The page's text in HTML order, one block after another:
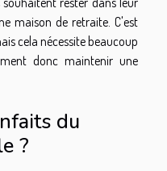
maison de retraite. C'est
cela nécessite beaucoup
donc maintenir une
du
?